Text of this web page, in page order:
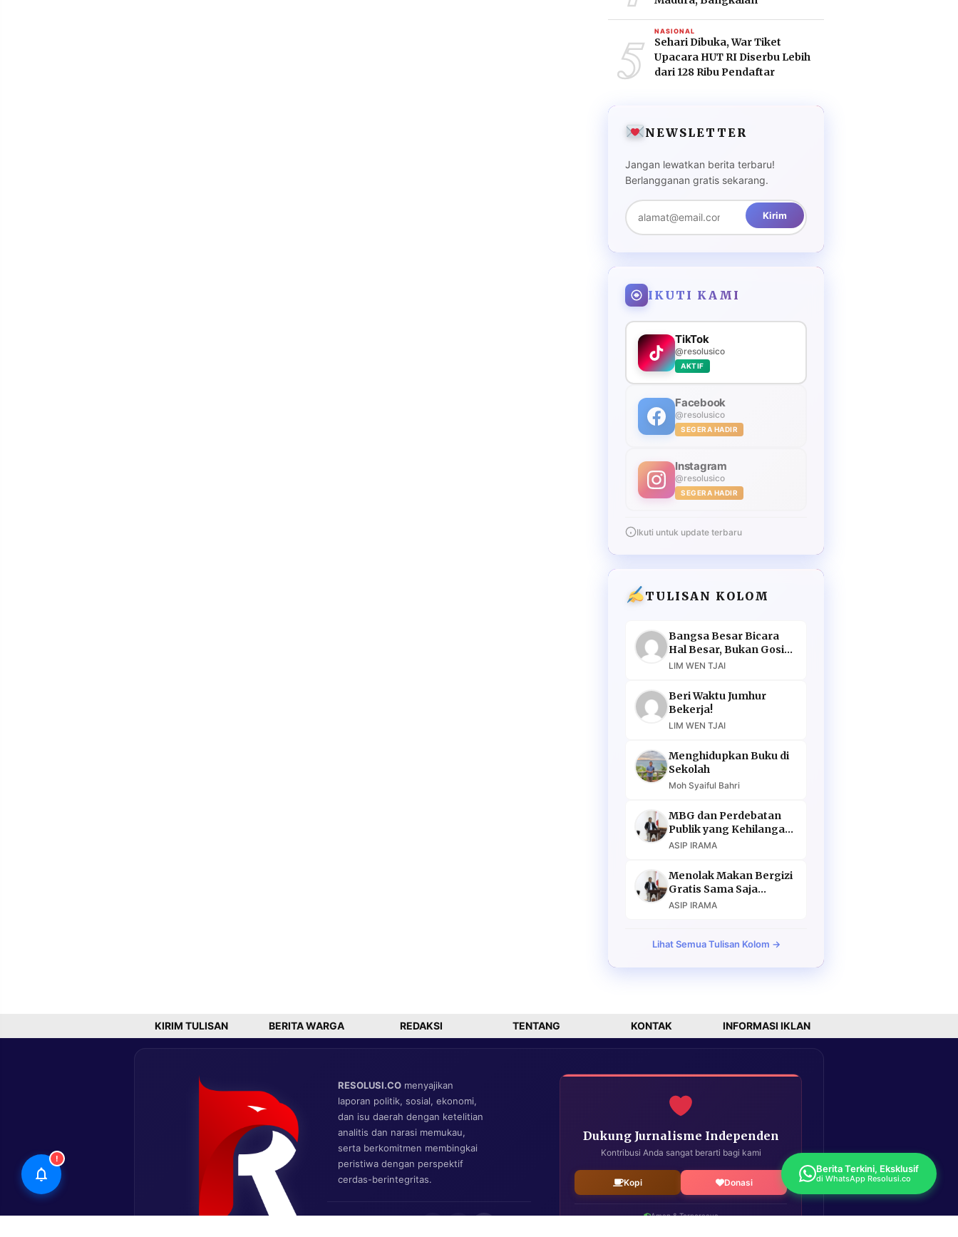
5 NASIONAL
Sehari Dibuka, War Tiket
Upacara HUT RI Diserbu Lebih
dari 128 Ribu Pendaftar
NEWSLETTER
Jangan lewatkan berita terbaru!
Berlangganan gratis sekarang.
Kirim
IKUTI KAMI
TikTok
@resolusico
AKTIF
Facebook
@resolusico
SEGERA HADIR
Instagram
@resolusico
SEGERA HADIR
Ikuti untuk update terbaru
TULISAN KOLOM
Bangsa Besar Bicara
Hal Besar, Bukan Gosip
Murahan
LIM WEN TJAI
Beri Waktu Jumhur
Bekerja!
LIM WEN TJAI
Menghidupkan Buku di
Sekolah
Moh Syaiful Bahri
MBG dan Perdebatan
Publik yang Kehilangan
Argumen
ASIP IRAMA
Menolak Makan Bergizi
Gratis Sama Saja
Menolak Masa Depan
ASIP IRAMA
Lihat Semua Tulisan Kolom →
KIRIM TULISAN BERITA WARGA REDAKSI TENTANG KONTAK INFORMASI IKLAN
RESOLUSI.CO menyajikan
laporan politik, sosial, ekonomi,
dan isu daerah dengan ketelitian
analitis dan narasi memukau,
serta berkomitmen membingkai
peristiwa dengan perspektif
cerdas-berintegritas.
Dukung Jurnalisme Independen
Kontribusi Anda sangat berarti bagi kami
Kopi Donasi
Aman & Terpercaya
!
Berita Terkini, Eksklusif
di WhatsApp Resolusi.co